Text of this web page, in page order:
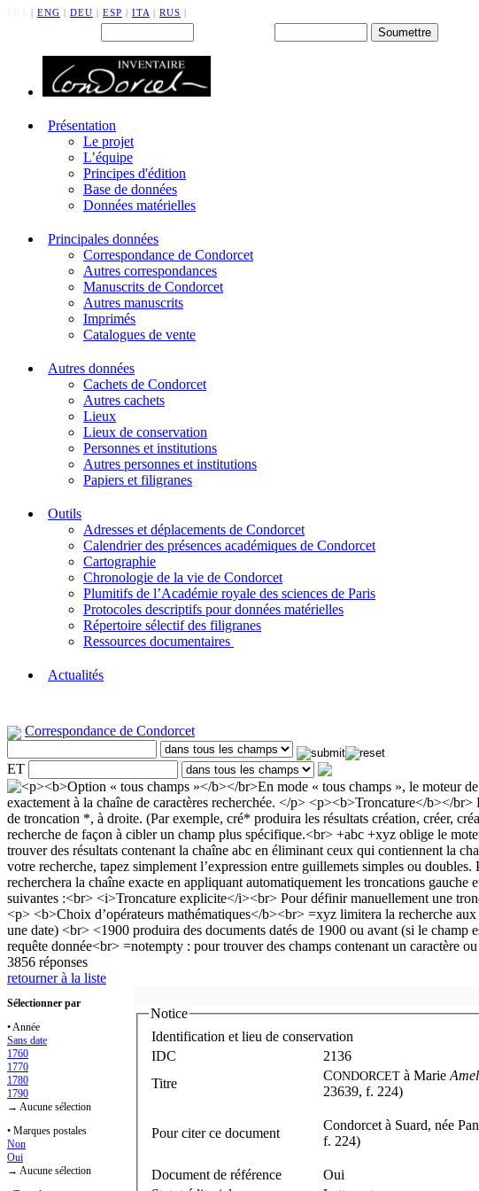
| ENG | DEU | ESP | ITA | RUS |
Présentation
Le projet
L’équipe
Principes d'édition
Base de données
Données matérielles
Principales données
Correspondance de Condorcet
Autres correspondances
Manuscrits de Condorcet
Autres manuscrits
Imprimés
Catalogues de vente
Autres données
Cachets de Condorcet
Autres cachets
Lieux
Lieux de conservation
Personnes et institutions
Autres personnes et institutions
Papiers et filigranes
Outils
Adresses et déplacements de Condorcet
Calendrier des présences académiques de Condorcet
Cartographie
Chronologie de la vie de Condorcet
Plumitifs de l’Académie royale des sciences de Paris
Protocoles descriptifs pour données matérielles
Répertoire sélectif des filigranes
Ressources documentaires
Actualités
Correspondance de Condorcet
ET
3856 réponses
retourner à la liste
Sélectionner par
• Année
Sans date
1760
1770
1780
1790
→ Aucune sélection
• Marques postales
Non
Oui
→ Aucune sélection
Notice
Identification et lieu de conservation
IDC
2136
Titre
CONDORCET à Marie
23639, f. 224)
Pour citer ce document
Condorcet à Suard, née
f. 224)
Document de référence
Oui